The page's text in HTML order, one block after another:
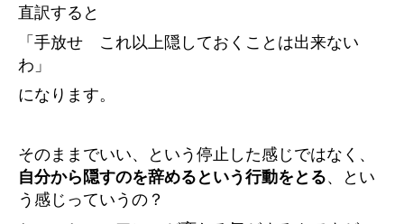
直訳すると
「手放せ これ以上隠しておくことは出来ない
わ」
になります。
そのままでいい、という停止した感じではなく、
自分から隠すのを辞めるという行動をとる、とい
う感じっていうの？